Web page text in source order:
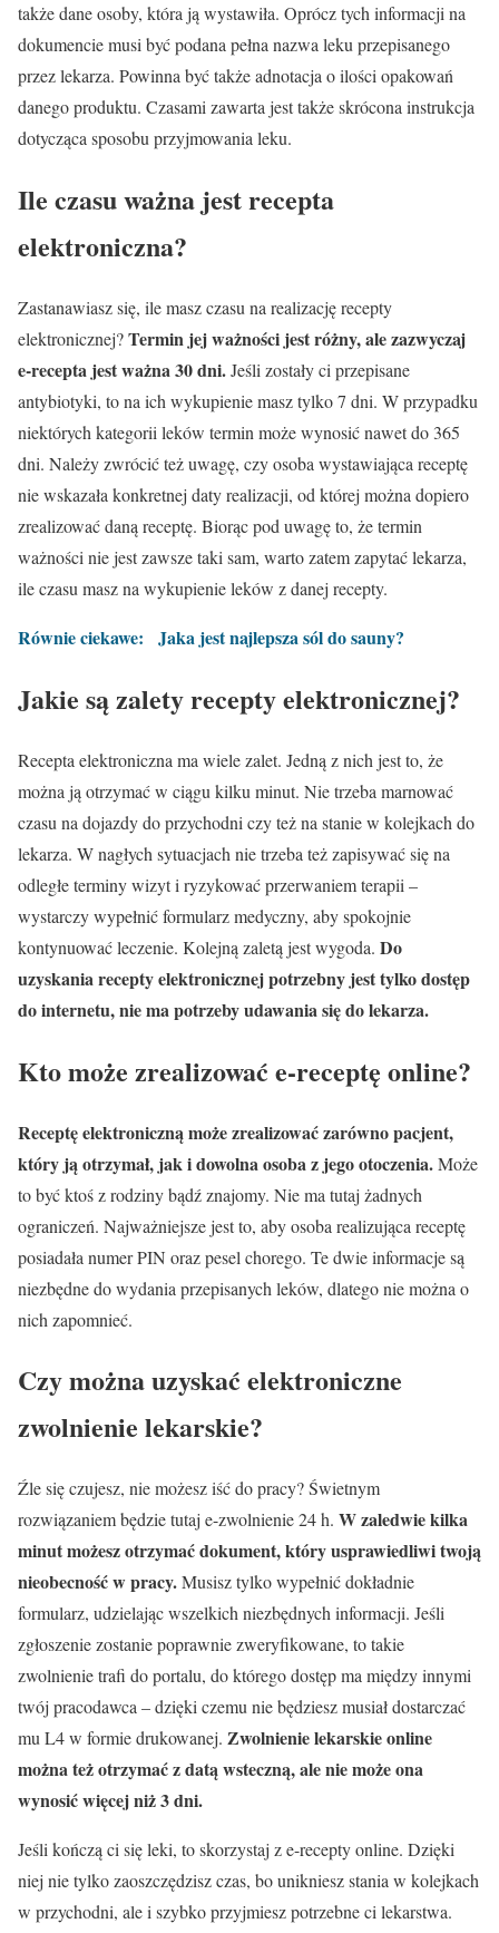
także dane osoby, która ją wystawiła. Oprócz tych informacji na
dokumencie musi być podana pełna nazwa leku przepisanego
przez lekarza. Powinna być także adnotacja o ilości opakowań
danego produktu. Czasami zawarta jest także skrócona instrukcja
dotycząca sposobu przyjmowania leku.
Ile czasu ważna jest recepta
elektroniczna?
Zastanawiasz się, ile masz czasu na realizację recepty
elektronicznej?Termin jej ważności jest różny, ale zazwyczaj
e-recepta jest ważna 30 dni.Jeśli zostały ci przepisane
antybiotyki, to na ich wykupienie masz tylko 7 dni. W przypadku
niektórych kategorii leków termin może wynosić nawet do 365
dni. Należy zwrócić też uwagę, czy osoba wystawiająca receptę
nie wskazała konkretnej daty realizacji, od której można dopiero
zrealizować daną receptę. Biorąc pod uwagę to, że termin
ważności nie jest zawsze taki sam, warto zatem zapytać lekarza,
ile czasu masz na wykupienie leków z danej recepty.
Równie ciekawe: Jaka jest najlepsza sól do sauny?
Jakie są zalety recepty elektronicznej?
Recepta elektroniczna ma wiele zalet. Jedną z nich jest to, że
można ją otrzymać w ciągu kilku minut. Nie trzeba marnować
czasu na dojazdy do przychodni czy też na stanie w kolejkach do
lekarza. W nagłych sytuacjach nie trzeba też zapisywać się na
odległe terminy wizyt i ryzykować przerwaniem terapii –
wystarczy wypełnić formularz medyczny, aby spokojnie
kontynuować leczenie. Kolejną zaletą jest wygoda. Do
uzyskania recepty elektronicznej potrzebny jest tylko dostęp
do internetu, nie ma potrzeby udawania się do lekarza.
Kto może zrealizować e-receptę online?
Receptę elektroniczną może zrealizować zarówno pacjent,
który ją otrzymał, jak i dowolna osoba z jego otoczenia.Może
to być ktoś z rodziny bądź znajomy. Nie ma tutaj żadnych
ograniczeń. Najważniejsze jest to, aby osoba realizująca receptę
posiadała numer PIN oraz pesel chorego. Te dwie informacje są
niezbędne do wydania przepisanych leków, dlatego nie można o
nich zapomnieć.
Czy można uzyskać elektroniczne
zwolnienie lekarskie?
Źle się czujesz, nie możesz iść do pracy? Świetnym
rozwiązaniem będzie tutaj e-zwolnienie 24 h. W zaledwie kilka
minut możesz otrzymać dokument, który usprawiedliwi twoją
nieobecność w pracy.Musisz tylko wypełnić dokładnie
formularz, udzielając wszelkich niezbędnych informacji. Jeśli
zgłoszenie zostanie poprawnie zweryfikowane, to takie
zwolnienie trafi do portalu, do którego dostęp ma między innymi
twój pracodawca – dzięki czemu nie będziesz musiał dostarczać
mu L4 w formie drukowanej. Zwolnienie lekarskie online
można też otrzymać z datą wsteczną, ale nie może ona
wynosić więcej niż 3 dni.
Jeśli kończą ci się leki, to skorzystaj z e-recepty online. Dzięki
niej nie tylko zaoszczędzisz czas, bo unikniesz stania w kolejkach
w przychodni, ale i szybko przyjmiesz potrzebne ci lekarstwa.